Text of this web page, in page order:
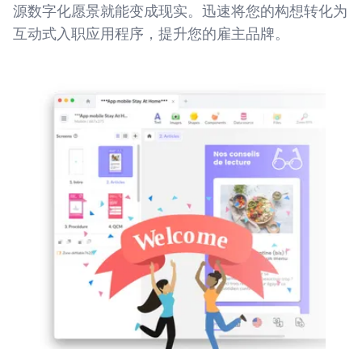
源数字化愿景就能变成现实。迅速将您的构想转化为
互动式入职应用程序，提升您的雇主品牌。